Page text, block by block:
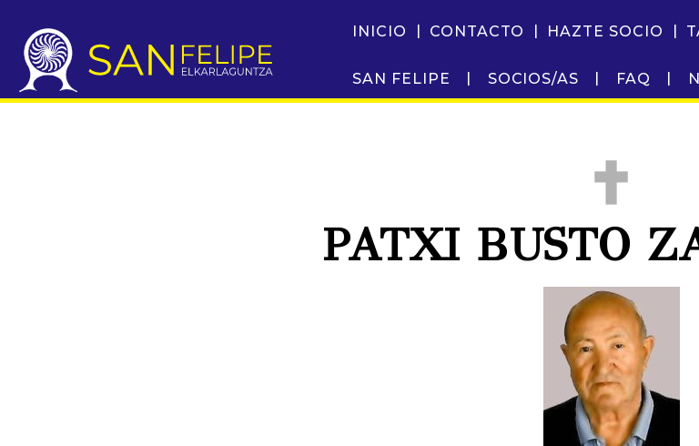
INICIO CONTACTO HAZTE SOCIO
SAN FELIPE SOCIOS/AS FAQ
PATXI BUSTO